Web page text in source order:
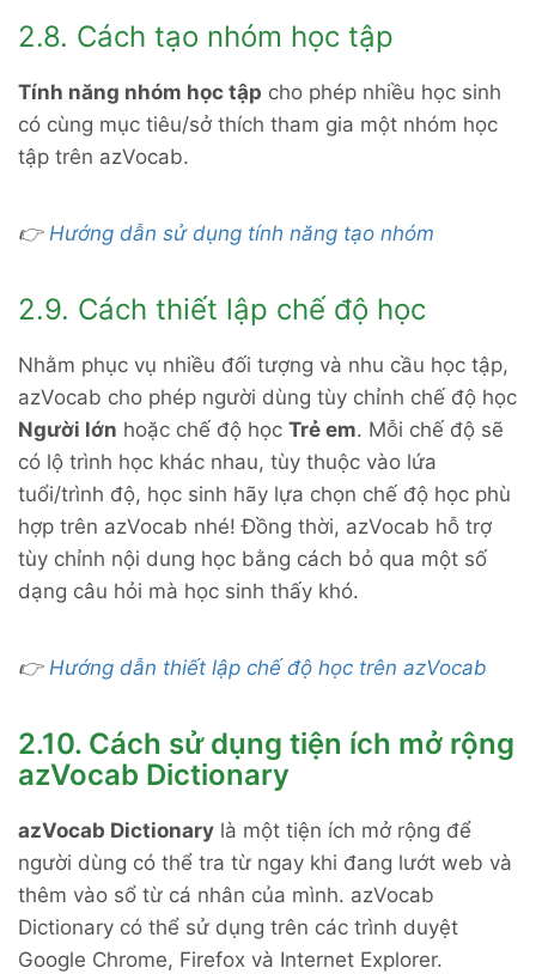
2.8. Cách tạo nhóm học tập
Tính năng nhóm học tập cho phép nhiều học sinh
có cùng mục tiêu/sở thích tham gia một nhóm học
tập trên azVocab.
👉 Hướng dẫn sử dụng tính năng tạo nhóm
2.9. Cách thiết lập chế độ học
Nhằm phục vụ nhiều đối tượng và nhu cầu học tập,
azVocab cho phép người dùng tùy chỉnh chế độ học
Người lớn hoặc chế độ học Trẻ em. Mỗi chế độ sẽ
có lộ trình học khác nhau, tùy thuộc vào lứa
tuổi/trình độ, học sinh hãy lựa chọn chế độ học phù
hợp trên azVocab nhé! Đồng thời, azVocab hỗ trợ
tùy chỉnh nội dung học bằng cách bỏ qua một số
dạng câu hỏi mà học sinh thấy khó.
👉 Hướng dẫn thiết lập chế độ học trên azVocab
2.10. Cách sử dụng tiện ích mở rộng
azVocab Dictionary
azVocab Dictionary là một tiện ích mở rộng để
người dùng có thể tra từ ngay khi đang lướt web và
thêm vào sổ từ cá nhân của mình. azVocab
Dictionary có thể sử dụng trên các trình duyệt
Google Chrome, Firefox và Internet Explorer.